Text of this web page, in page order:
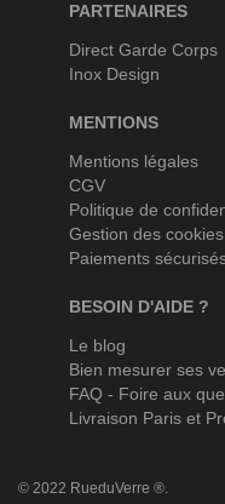
PARTENAIRES
Direct Garde Corps
Inox Design
MENTIONS
Mentions légales
CGV
Politique de
Gestion des cookies
Paiements
BESOIN D'AIDE ?
Le blog
Bien mesurer ses
FAQ - Foire aux
Livraison Paris et
© 2022 RueduVerre ®.